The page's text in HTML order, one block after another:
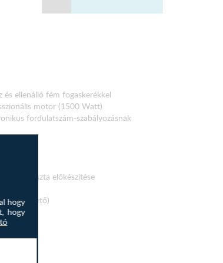
ellenálló fém fogaskerékkel
motor (1500 Watt)
fordulatszám-szabályozásnak
kg tészta előkészítése
(levehető)
hogy
hogy